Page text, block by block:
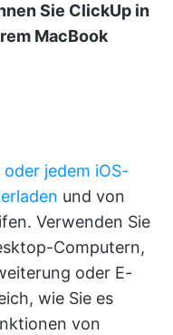
Sie ClickUp in
MacBook
jedem iOS-
und von
Verwenden Sie
Computern,
oder E-
wie Sie es
von